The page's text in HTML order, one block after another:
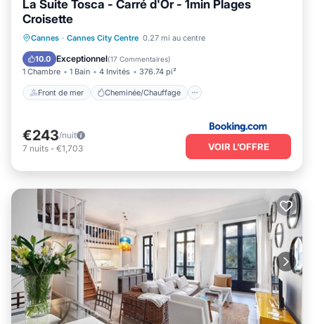
La Suite Tosca - Carré d'Or - 1min Plages
Croisette
Cannes · Cannes City Centre 0.27 mi au centre
10.0 Exceptionnel(17 Commentaires)
1 Chambre 1 Bain 4 Invités 376.74 pi²
Front de mer Cheminée/Chauffage
Front de mer
Cheminée/Chauffage
Vue sur l’océan
Vue
€243/nuit
7 nuits - €1,703 VOIR L’OFFRE